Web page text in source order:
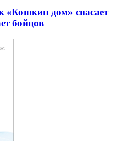
«Кошкин дом» спасает
бойцов